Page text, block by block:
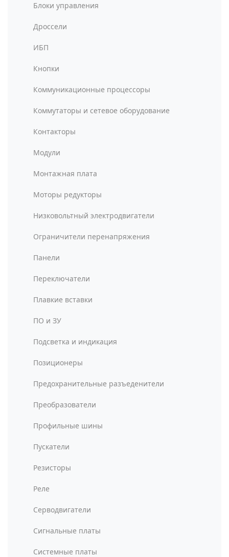
Блоки управления
Дроссели
ИБП
Кнопки
Коммуникационные процессоры
Коммутаторы и сетевое оборудование
Контакторы
Модули
Монтажная плата
Моторы редукторы
Низковольтный электродвигатели
Ограничители перенапряжения
Панели
Переключатели
Плавкие вставки
ПО и ЗУ
Подсветка и индикация
Позиционеры
Предохранительные разъеденители
Преобразователи
Профильные шины
Пускатели
Резисторы
Реле
Серводвигатели
Сигнальные платы
Системные платы